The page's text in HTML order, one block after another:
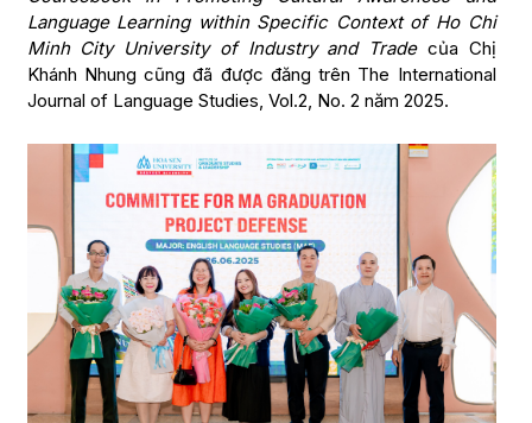
Language Learning within Specific Context of Ho Chi
Minh City University of Industry and Tradecủa Chị
Khánh Nhung cũng đã được đăng trên The International
Journal of Language Studies, Vol.2, No. 2 năm 2025.